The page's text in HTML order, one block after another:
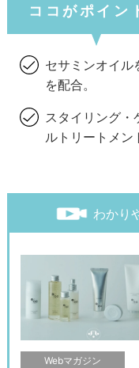
ココがポイン
セサミンオイル
を配合。
スタイリング・
ルトリートメン
わかり
Webマガジン